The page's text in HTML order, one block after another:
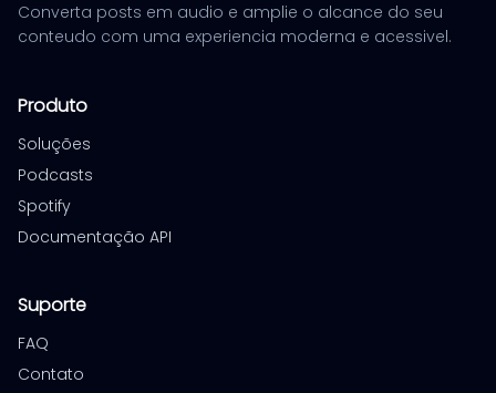
Converta posts em audio e amplie o alcance do seu
conteudo com uma experiencia moderna e acessivel.
Produto
Soluções
Podcasts
Spotify
Documentação API
Suporte
FAQ
Contato